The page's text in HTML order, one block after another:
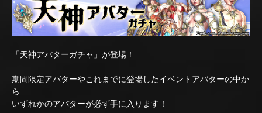
「天神アバターガチャ」が登場！
期間限定アバターやこれまでに登場したイベントアバターの中か
ら
いずれかのアバターが必ず手に入ります！